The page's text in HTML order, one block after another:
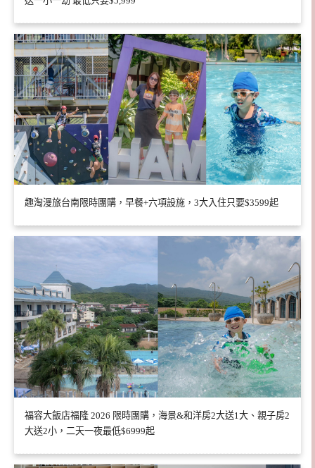
趣淘漫旅台南限時團購，早餐+六項設施，3大入住只要$3599起
福容大飯店福隆 2026 限時團購，海景&和洋房2大送1大、親子房2
大送2小，二天一夜最低$6999起